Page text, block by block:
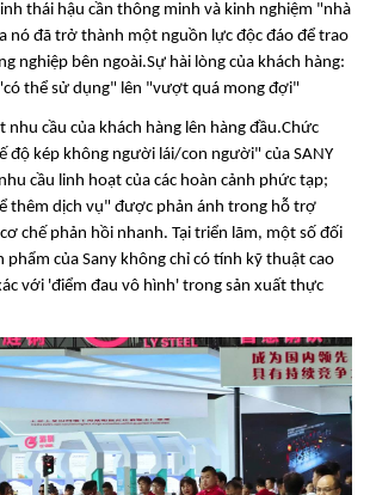
thái hậu cần thông minh và kinh nghiệm "nhà
nó đã trở thành một nguồn lực độc đáo để trao
nghiệp bên ngoài.Sự hài lòng của khách hàng:
thể sử dụng" lên "vượt quá mong đợi"
nhu cầu của khách hàng lên hàng đầu.Chức
độ kép không người lái/con người" của SANY
cầu linh hoạt của các hoàn cảnh phức tạp;
thêm dịch vụ" được phản ánh trong hỗ trợ
chế phản hồi nhanh. Tại triển lãm, một số đối
phẩm của Sany không chỉ có tính kỹ thuật cao
với 'điểm đau vô hình' trong sản xuất thực